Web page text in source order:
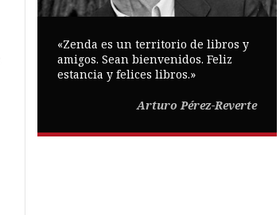
«Zenda es un territorio de libros y
amigos. Sean bienvenidos. Feliz
estancia y felices libros.»
Arturo Pérez-Reverte